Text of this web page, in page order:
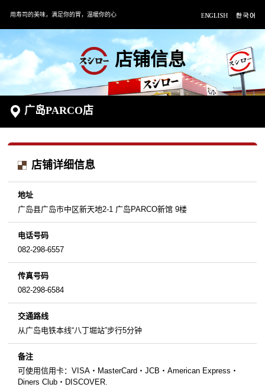
用寿司的美味，满足你的胃，温暖你的心
店铺信息
广岛PARCO店
店铺详细信息
地址
广岛县广岛市中区新天地2-1 广岛PARCO新馆 9楼
电话号码
082-298-6557
传真号码
082-298-6584
交通路线
从广岛电铁本线“八丁堀站”步行5分钟
备注
可使用信用卡：VISA・MasterCard・JCB・American Express・
Diners Club・DISCOVER.